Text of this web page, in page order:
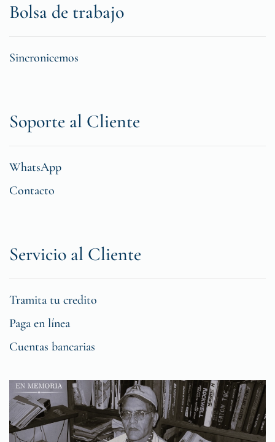
Bolsa de trabajo
Sincronicemos
Soporte al Cliente
WhatsApp
Contacto
Servicio al Cliente
Tramita tu credito
Paga en línea
Cuentas bancarias